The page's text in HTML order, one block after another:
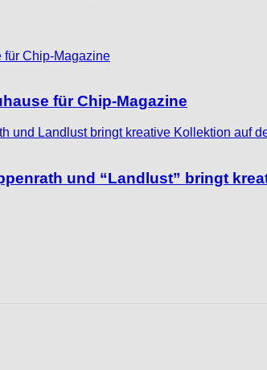
für Chip-Magazine
und “Landlust” bringt